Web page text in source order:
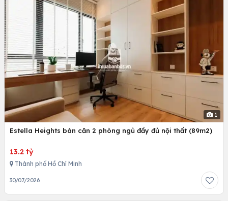
1
Estella Heights bán căn 2 phòng ngủ đầy đủ nội thất (89m2)
13.2 tỷ
Thành phố Hồ Chí Minh
30/07/2026